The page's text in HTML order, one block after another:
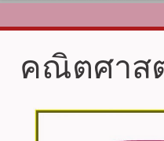
แนะนำหลักสูตร
คณิตศาส